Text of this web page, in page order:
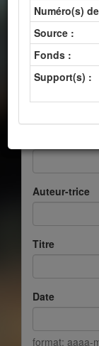
Nouvelle
Filtres
Auteur-trice
Titre
Date
format: aaaa-
Numéro(s)
Source :
Fonds :
Support(s) :